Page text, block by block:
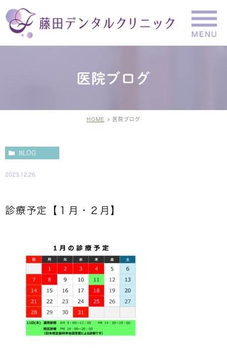
医院ブログ
HOME 医院ブログ
BLOG
2023.12.26
診療予定【１月・２月】